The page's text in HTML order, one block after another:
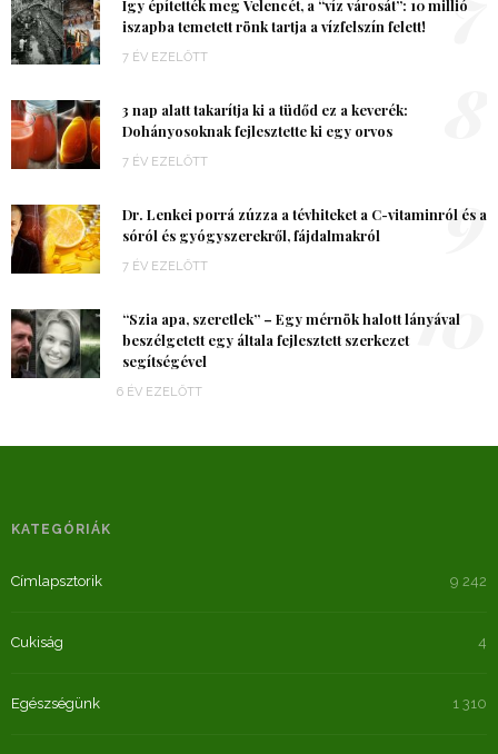
Így építették meg Velencét, a “víz városát”: 10 millió
iszapba temetett rönk tartja a vízfelszín felett!
7 ÉV EZELŐTT
3 nap alatt takarítja ki a tüdőd ez a keverék:
Dohányosoknak fejlesztette ki egy orvos
7 ÉV EZELŐTT
Dr. Lenkei porrá zúzza a tévhiteket a C-vitaminról és a
sóról és gyógyszerekről, fájdalmakról
7 ÉV EZELŐTT
9
“Szia apa, szeretlek” – Egy mérnök halott lányával
beszélgetett egy általa fejlesztett szerkezet
segítségével
6 ÉV EZELŐTT
10
KATEGÓRIÁK
Címlapsztorik 9 242
Cukiság 4
Egészségünk 1 310